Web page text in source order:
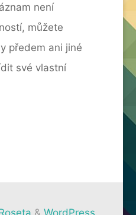
není
můžete
předem ani jiné
své vlastní
& WordPress.